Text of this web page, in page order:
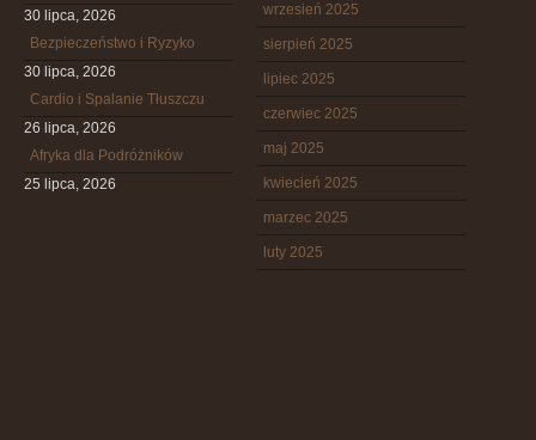
30 lipca, 2026
Bezpieczeństwo i Ryzyko
30 lipca, 2026
Cardio i Spalanie Tłuszczu
26 lipca, 2026
Afryka dla Podróżników
25 lipca, 2026
wrzesień 2025
sierpień 2025
lipiec 2025
czerwiec 2025
maj 2025
kwiecień 2025
marzec 2025
luty 2025